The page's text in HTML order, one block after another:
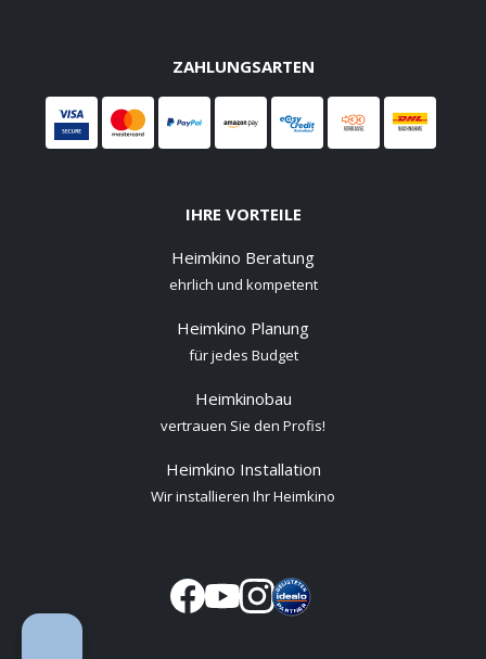
ZAHLUNGSARTEN
IHRE VORTEILE
Heimkino Beratung
ehrlich und kompetent
Heimkino Planung
für jedes Budget
Heimkinobau
vertrauen Sie den Profis!
Heimkino Installation
Wir installieren Ihr Heimkino